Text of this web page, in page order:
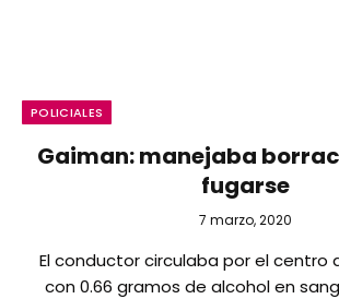
POLICIALES
Gaiman: manejaba
fugarse
7 marzo, 2020
El conductor circulaba por el centro
con 0.66 gramos de alcohol en